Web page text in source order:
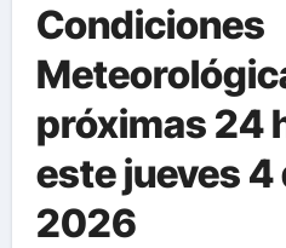
Condiciones
próximas 24
este jueves 4
2026